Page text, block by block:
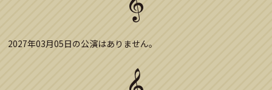
2027年03月05日の公演はありません。